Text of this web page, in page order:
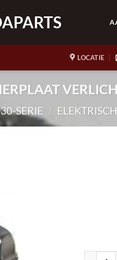
LOCATIE
SERIE /